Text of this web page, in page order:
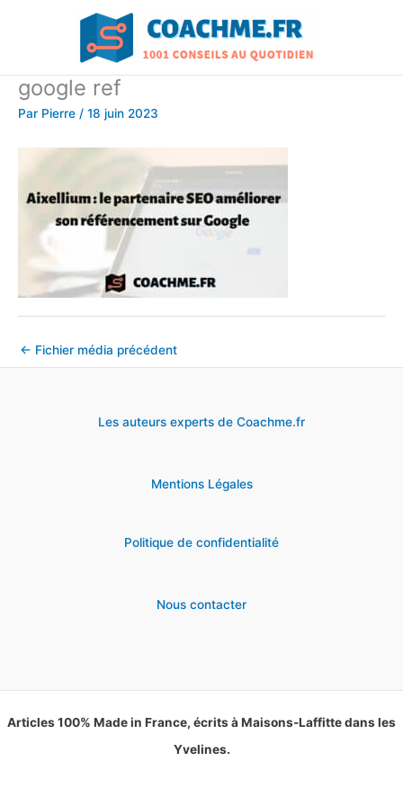
google ref
Par Pierre / 18 juin 2023
← Fichier média précédent
Les auteurs experts de Coachme.fr
Mentions Légales
Politique de confidentialité
Nous contacter
Articles 100% Made in France, écrits à Maisons-Laffitte dans les
Yvelines.